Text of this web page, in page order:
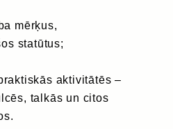
mērķus,
statūtus;
aktivitātēs –
talkās un citos